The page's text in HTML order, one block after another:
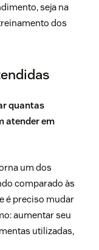
seja na
dos
quantas
atender em
um dos
comparado às
é preciso mudar
aumentar seu
utilizadas,